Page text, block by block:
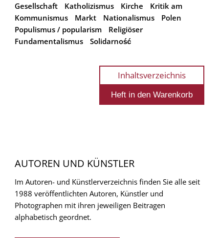
Gesellschaft
Katholizismus Kirche
Kritik am
Kommunismus
Markt Nationalismus
Polen
Populismus / popularism
Religiöser
Fundamentalismus
Solidarność
Inhaltsverzeichnis
AUTOREN UND KÜNSTLER
Im Autoren- und Künstlerverzeichnis finden Sie alle seit
1988 veröffentlichten Autoren, Künstler und
Photographen mit ihren jeweiligen Beitragen
alphabetisch geordnet.